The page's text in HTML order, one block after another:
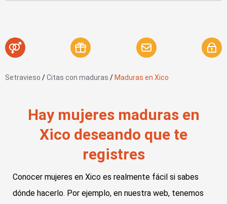
Setravieso /Citas con maduras / Maduras en Xico
Hay mujeres maduras en
Xico deseando que te
registres
Conocer mujeres en Xico es realmente fácil si sabes
dónde hacerlo. Por ejemplo, en nuestra web, tenemos